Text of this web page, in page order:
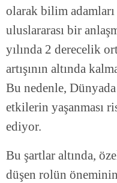
olarak bilim
uluslararası bir
yılında 2 derecelik
artışının altında
Bu nedenle,
etkilerin yaşanması
ediyor.
Bu şartlar altında,
düşen rolün